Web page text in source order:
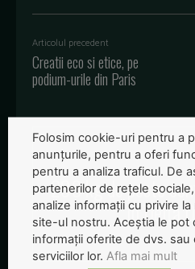
Articolul precedent
Creatii eco si etice, pe
podium-urile din Paris
280 kg de peste
in Delta
Folosim cookie-uri pentru a
anunțurile, pentru a oferi
pentru a analiza traficul. De
partenerilor de rețele
analize informații cu privire
site-ul nostru. Aceștia le pot
informații oferite de dvs. sau
serviciilor lor. Afla mai mult